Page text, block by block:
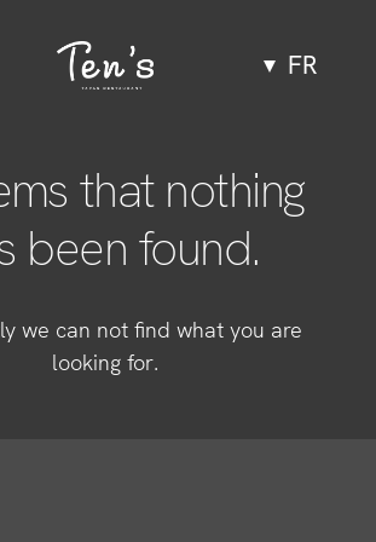
FR
that nothing
been found.
we can not find what you are
looking for.